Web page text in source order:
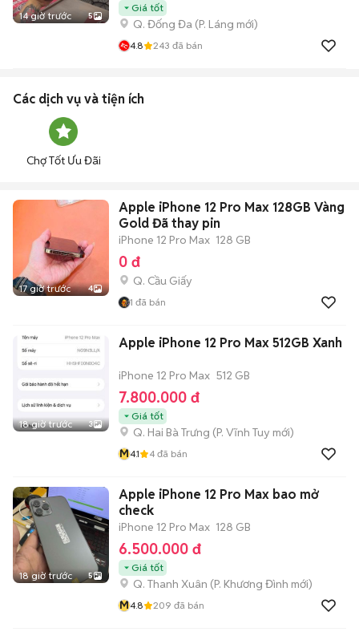
14 giờ trước 5
Giá tốt
Q. Đống Đa (P. Láng mới)
4.8 243 đã bán
Các dịch vụ và tiện ích
Chợ Tốt Ưu Đãi
17 giờ trước 4
Apple iPhone 12 Pro Max 128GB Vàng
Gold Đã thay pin
iPhone 12 Pro Max 128 GB
0 đ
Q. Cầu Giấy
1 đã bán
18 giờ trước 3
Apple iPhone 12 Pro Max 512GB Xanh
iPhone 12 Pro Max 512 GB
7.800.000 đ
Giá tốt
Q. Hai Bà Trưng (P. Vĩnh Tuy mới)
M4.1 4 đã bán
18 giờ trước 5
Apple iPhone 12 Pro Max bao mở
check
iPhone 12 Pro Max 128 GB
6.500.000 đ
Giá tốt
Q. Thanh Xuân (P. Khương Đình mới)
M4.8 209 đã bán